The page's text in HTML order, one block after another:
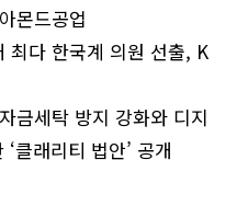
몬드공업
최다 한국계 의원 선출, K
금세탁 방지 강화와 디지
클래리티 법안’ 공개